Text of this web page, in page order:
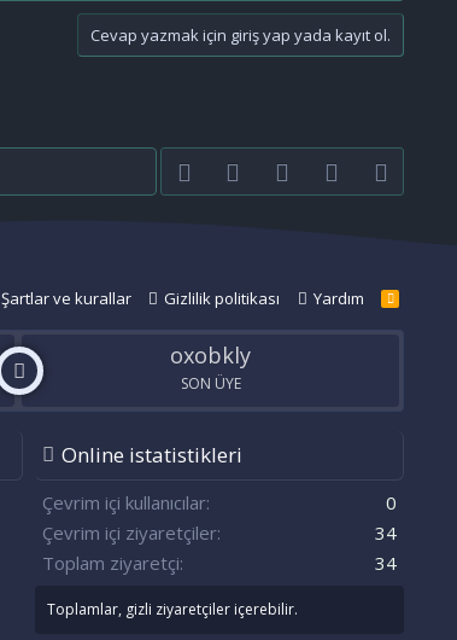
Cevap yazmak için giriş yap yada kayıt ol.
FacebookTwitter youtubeBize ulaşın
Şartlar ve kurallar Gizlilik politikası Yardım
R
S
oxobkly
SON ÜYE
Online istatistikleri
Çevrim içi kullanıcılar
0
Çevrim içi ziyaretçiler
34
Toplam ziyaretçi
34
Toplamlar, gizli ziyaretçiler içerebilir.